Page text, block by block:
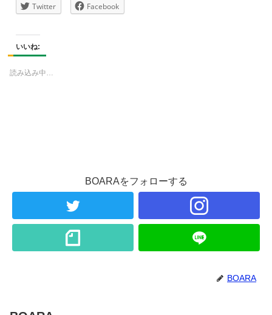
Twitter Facebook
いいね:
読み込み中…
BOARAをフォローする
BOARA